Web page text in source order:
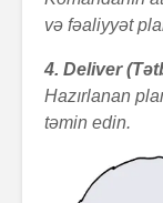
və fəaliyyət
4. Deliver
Hazırlanan
təmin edin.